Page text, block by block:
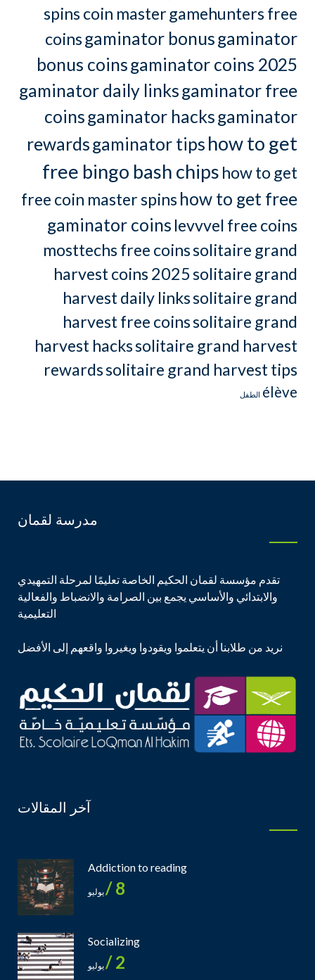
spins coin mastergamehunters free
coinsgaminator bonusgaminator
bonus coinsgaminator coins 2025
gaminator daily linksgaminator free
coinsgaminator hacksgaminator
rewardsgaminator tips how to get
free bingo bash chips how to get
free coin master spinshow to get free
gaminator coins levvvel free coins
mosttechs free coinssolitaire grand
harvest coins 2025solitaire grand
harvest daily linkssolitaire grand
harvest free coinssolitaire grand
harvest hackssolitaire grand harvest
rewardssolitaire grand harvest tips
élève الطفل
مدرسة لقمان
تقدم مؤسسة لقمان الحكيم الخاصة تعليمًا لمرحلة التمهيدي
والابتدائي والأساسي يجمع بين الصرامة والانضباط والفعالية
التعليمية
نريد من طلابنا أن يتعلموا ويقودوا ويغيروا واقعهم إلى الأفضل
آخر المقالات
Addiction to reading
8 / يوليو
Socializing
2 / يوليو